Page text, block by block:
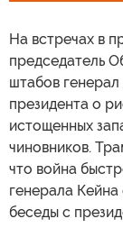
На встречах в
председатель
штабов
президента о
истощенных
чиновников.
что война
генерала
беседы с